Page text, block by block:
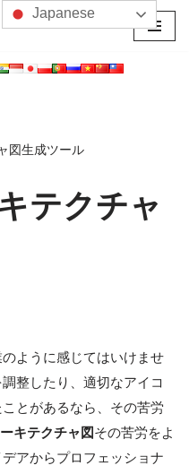
図生成ツール
テクチャ
ように感じてはいけませ
整したり、適切なアイコ
とがあるなら、その苦労
キテクチャ図その苦労をよ
アからプロフェッショナ
Japanese